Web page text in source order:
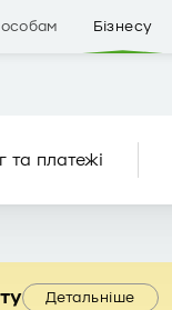
Бізнесу
та платежі
Детальніше